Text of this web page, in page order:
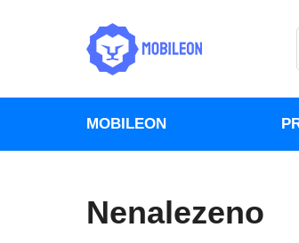
MOBILEON
Nenalezeno